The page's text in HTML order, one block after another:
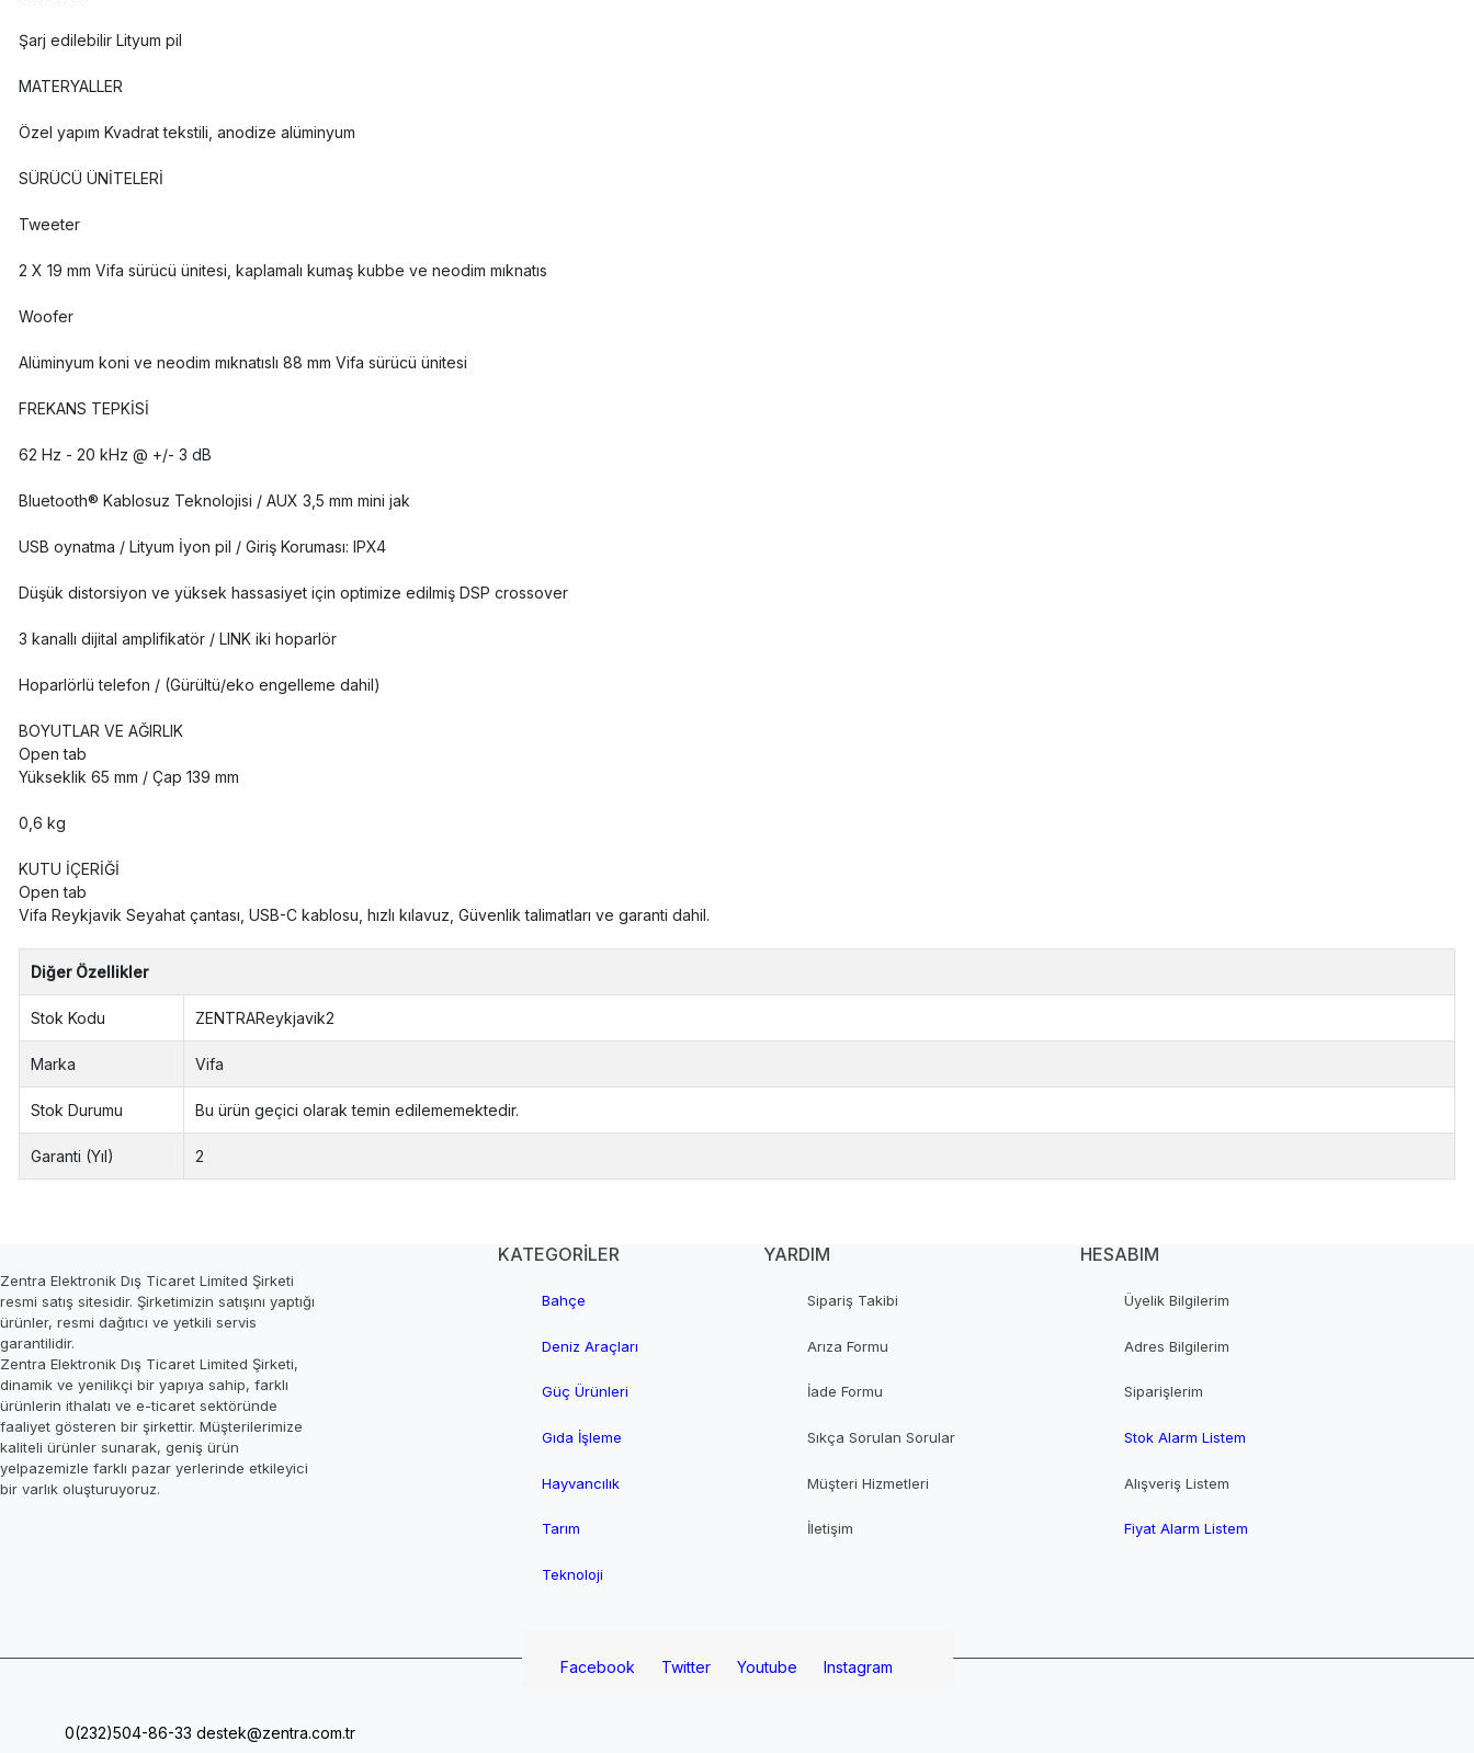
Şarj edilebilir Lityum pil
MATERYALLER
Özel yapım Kvadrat tekstili, anodize alüminyum
SÜRÜCÜ ÜNİTELERİ
Tweeter
2 X 19 mm Vifa sürücü ünitesi, kaplamalı kumaş kubbe ve neodim mıknatıs
Woofer
Alüminyum koni ve neodim mıknatıslı 88 mm Vifa sürücü ünitesi
FREKANS TEPKİSİ
62 Hz - 20 kHz @ +/- 3 dB
Bluetooth® Kablosuz Teknolojisi / AUX 3,5 mm mini jak
USB oynatma / Lityum İyon pil / Giriş Koruması: IPX4
Düşük distorsiyon ve yüksek hassasiyet için optimize edilmiş DSP crossover
3 kanallı dijital amplifikatör / LINK iki hoparlör
Hoparlörlü telefon / (Gürültü/eko engelleme dahil)
BOYUTLAR VE AĞIRLIK
Open tab
Yükseklik 65 mm / Çap 139 mm
0,6 kg
KUTU İÇERİĞİ
Open tab
Vifa Reykjavik Seyahat çantası, USB-C kablosu, hızlı kılavuz, Güvenlik talimatları ve garanti dahil.
Diğer Özellikler
Stok Kodu ZENTRAReykjavik2
Marka Vifa
Stok Durumu Bu ürün geçici olarak temin edilememektedir.
Garanti (Yıl) 2
Zentra Elektronik Dış Ticaret Limited Şirketi
resmi satış sitesidir. Şirketimizin satışını yaptığı
ürünler, resmi dağıtıcı ve yetkili servis
garantilidir.
Zentra Elektronik Dış Ticaret Limited Şirketi,
dinamik ve yenilikçi bir yapıya sahip, farklı
ürünlerin ithalatı ve e-ticaret sektöründe
faaliyet gösteren bir şirkettir. Müşterilerimize
kaliteli ürünler sunarak, geniş ürün
yelpazemizle farklı pazar yerlerinde etkileyici
bir varlık oluşturuyoruz.
KATEGORİLER
Bahçe
Deniz Araçları
Güç Ürünleri
Gıda İşleme
Hayvancılık
Tarım
Teknoloji
YARDIM
Sipariş Takibi
Arıza Formu
İade Formu
Sıkça Sorulan Sorular
Müşteri Hizmetleri
İletişim
HESABIM
Üyelik Bilgilerim
Adres Bilgilerim
Siparişlerim
Stok Alarm Listem
Alışveriş Listem
Fiyat Alarm Listem
Facebook Twitter Youtube Instagram
0(232)504-86-33 destek@zentra.com.tr